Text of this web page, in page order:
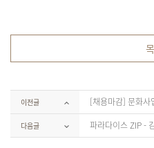
이전글 [채용마감] 문화사
다음글 파라다이스 ZIP -